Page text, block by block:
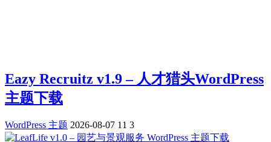
Eazy Recruitz v1.9 – 人才猎头WordPress
主题下载
WordPress 主题 2026-08-07 11 3